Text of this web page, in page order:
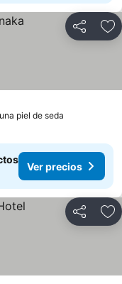
Compartir
piel de seda
Ver precios
Compartir